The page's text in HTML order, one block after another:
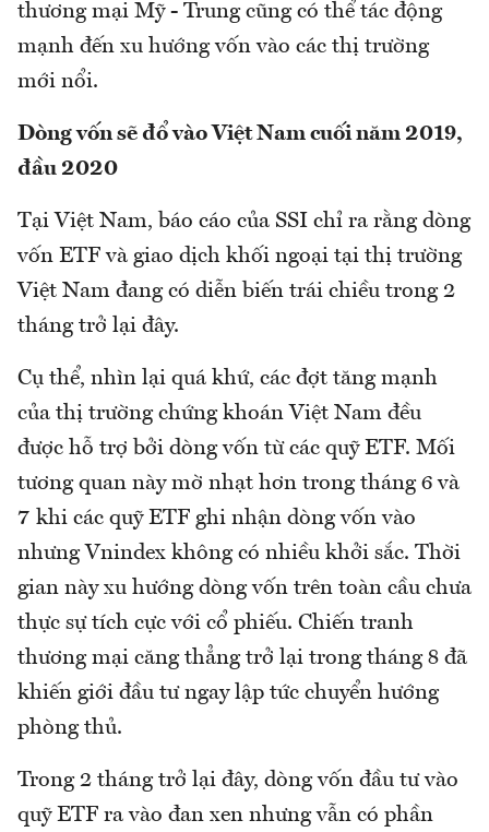
thương mại Mỹ - Trung cũng có thể tác động
mạnh đến xu hướng vốn vào các thị trường
mới nổi.
Dòng vốn sẽ đổ vào Việt Nam cuối năm 2019,
đầu 2020
Tại Việt Nam, báo cáo của SSI chỉ ra rằng dòng
vốn ETF và giao dịch khối ngoại tại thị trường
Việt Nam đang có diễn biến trái chiều trong 2
tháng trở lại đây.
Cụ thể, nhìn lại quá khứ, các đợt tăng mạnh
của thị trường chứng khoán Việt Nam đều
được hỗ trợ bởi dòng vốn từ các quỹ ETF. Mối
tương quan này mờ nhạt hơn trong tháng 6 và
7 khi các quỹ ETF ghi nhận dòng vốn vào
nhưng Vnindex không có nhiều khởi sắc. Thời
gian này xu hướng dòng vốn trên toàn cầu chưa
thực sự tích cực với cổ phiếu. Chiến tranh
thương mại căng thẳng trở lại trong tháng 8 đã
khiến giới đầu tư ngay lập tức chuyển hướng
phòng thủ.
Trong 2 tháng trở lại đây, dòng vốn đầu tư vào
quỹ ETF ra vào đan xen nhưng vẫn có phần